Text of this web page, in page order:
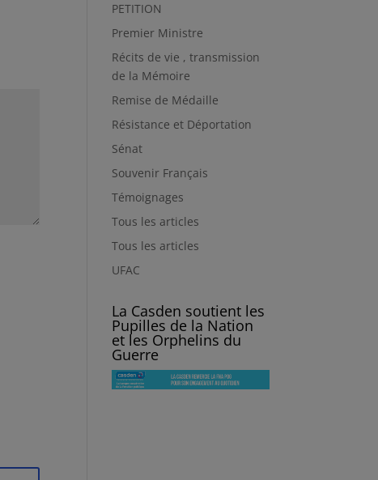
PETITION
Premier Ministre
Récits de vie , transmission
de la Mémoire
Remise de Médaille
Résistance et Déportation
Sénat
Souvenir Français
Témoignages
Tous les articles
Tous les articles
UFAC
La Casden soutient les
Pupilles de la Nation
et les Orphelins du
Guerre